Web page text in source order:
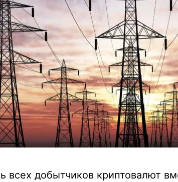
всех добытчиков криптовалют